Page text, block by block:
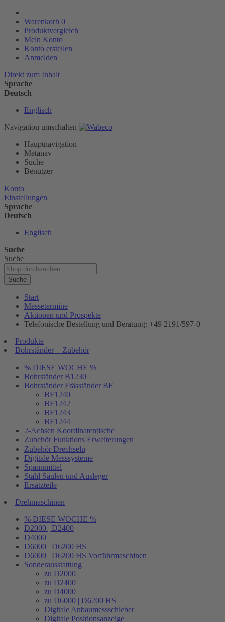
Warenkorb 0
Produktvergleich
Mein Konto
Konto erstellen
Anmelden
Direkt zum Inhalt
Sprache
Deutsch
Englisch
Navigation umschalten
Hauptnavigation
Metanav
Suche
Benutzer
Konto
Einstellungen
Sprache
Deutsch
Englisch
Suche
Suche
Suche
Start
Messetermine
Aktionen und Prospekte
Telefonische Bestellung und Beratung: +49 2191/597-0
Produkte
Bohrständer + Zubehör
% DIESE WOCHE %
Bohrständer B1230
Bohrständer Fräsständer BF
BF1240
BF1242
BF1243
BF1244
2-Achsen Koordinatentische
Zubehör Funktions Erweiterungen
Zubehör Drechseln
Digitale Messsysteme
Spannmittel
Stahl Säulen und Ausleger
Ersatzteile
Drehmaschinen
% DIESE WOCHE %
D2000 | D2400
D4000
D6000 | D6200 HS
D6000 | D6200 HS Vorführmaschinen
Sonderausstattung
zu D2000
zu D2400
zu D4000
zu D6000 | D6200 HS
Digitale Anbaumessschieber
Digitale Positionsanzeige